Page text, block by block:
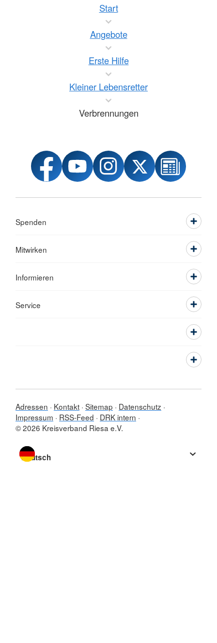
Start
Angebote
Erste Hilfe
Kleiner Lebensretter
Verbrennungen
Spenden
Mitwirken
Informieren
Service
Adressen Kontakt Sitemap
Datenschutz
Impressum
RSS-Feed
DRK intern
© 2026 Kreisverband Riesa e.V.
Sprache wechseln zu